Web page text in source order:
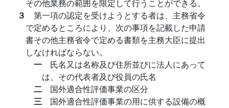
その他業務の範囲を限定して行うことができる。
３ 第一項の認定を受けようとする者は、主務省令
で定めるところにより、次の事項を記載した申請
書その他主務省令で定める書類を主務大臣に提出
しなければならない。
一 氏名又は名称及び住所並びに法人にあって
は、その代表者及び役員の氏名
二 国外適合性評価事業の区分
三 国外適合性評価事業の用に供する設備の概